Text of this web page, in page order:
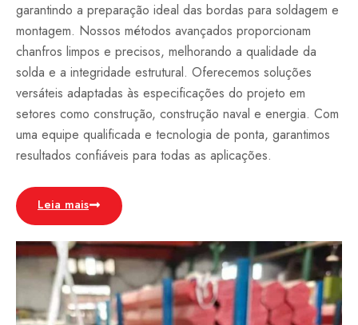
garantindo a preparação ideal das bordas para soldagem e
montagem. Nossos métodos avançados proporcionam
chanfros limpos e precisos, melhorando a qualidade da
solda e a integridade estrutural. Oferecemos soluções
versáteis adaptadas às especificações do projeto em
setores como construção, construção naval e energia. Com
uma equipe qualificada e tecnologia de ponta, garantimos
resultados confiáveis para todas as aplicações.
Leia mais